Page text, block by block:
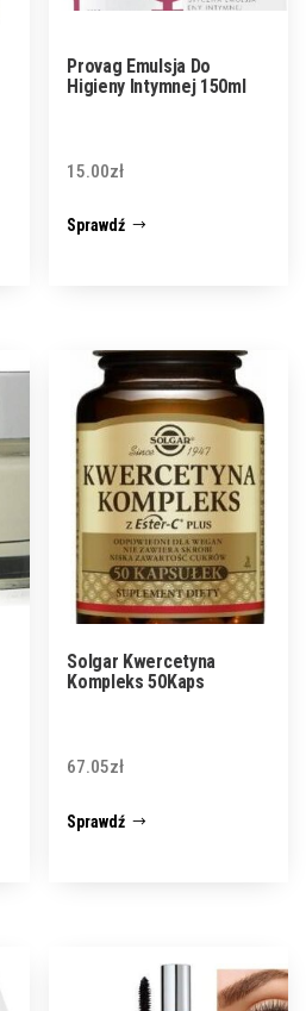
Provag Emulsja Do
Higieny Intymnej 150ml
15.00zł
Sprawdź
Solgar Kwercetyna
Kompleks 50Kaps
67.05zł
Sprawdź